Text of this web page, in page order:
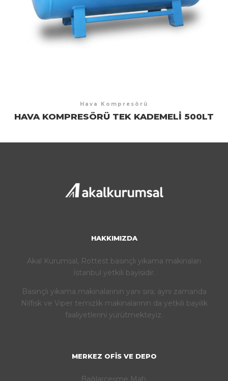
Hava Kompresörü
HAVA KOMPRESÖRÜ TEK KADEMELI 500LT
HAKKIMIZDA
Akal Kurumsal, Rottest basınçlı yıkama makinaları
İstanbul yetkili bayisidir.
Basınçlı yıkama makinalarının yanı sıra; aynı zamanda
Nilfisk ve Viper temizlik makinalarının da yetkili bayilik
faaliyetlerini yürütmekteyiz.
MERKEZ OFIS VE DEPO
Bağlarçeşme Mah.